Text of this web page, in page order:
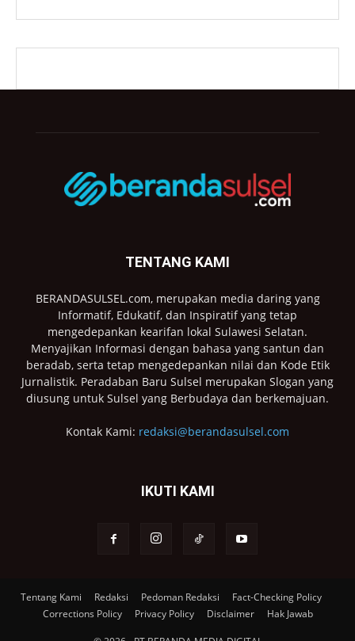
TENTANG KAMI
BERANDASULSEL.com, merupakan media daring yang
Informatif, Edukatif, dan Inspiratif yang tetap
mengedepankan kearifan lokal Sulawesi Selatan.
Menyajikan Informasi dengan bahasa yang santun dan
beradab, serta tetap mengedepankan nilai dan Kode Etik
Jurnalistik. Peradaban Baru Sulsel merupakan Slogan yang
diusung untuk Sulsel yang Berbudaya dan berkemajuan.
Kontak Kami: redaksi@berandasulsel.com
IKUTI KAMI
Tentang Kami Redaksi Pedoman Redaksi
Fact-Checking Policy
Corrections Policy
Privacy Policy Disclaimer Hak Jawab